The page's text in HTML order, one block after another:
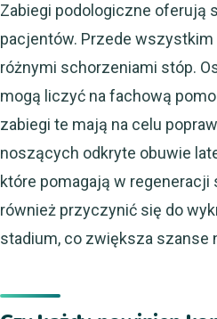
Zabiegi podologiczne oferują
pacjentów. Przede
różnymi schorzeniami stóp.
mogą liczyć na fachową
zabiegi te mają na celu
noszących odkryte obuwie
które pomagają w
również przyczynić się do
stadium, co zwiększa szanse